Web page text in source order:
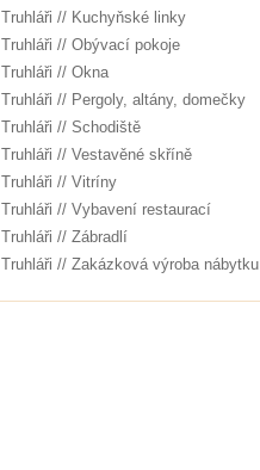
Truhláři // Kuchyňské linky
Truhláři // Obývací pokoje
Truhláři // Okna
Truhláři // Pergoly, altány, domečky
Truhláři // Schodiště
Truhláři // Vestavěné skříně
Truhláři // Vitríny
Truhláři // Vybavení restaurací
Truhláři // Zábradlí
Truhláři // Zakázková výroba nábytku